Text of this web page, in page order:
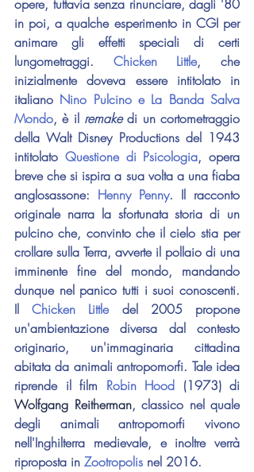
opere, tuttavia senza rinunciare, dagli '80
in poi, a qualche esperimento in CGI per
animare gli effetti speciali di certi
lungometraggi. Chicken Little, che
inizialmente doveva essere intitolato in
italiano Nino Pulcino e La Banda Salva
Mondo, è il remake di un cortometraggio
della Walt Disney Productions del 1943
intitolato Questione di Psicologia, opera
breve che si ispira a sua volta a una fiaba
anglosassone: Henny Penny. Il racconto
originale narra la sfortunata storia di un
pulcino che, convinto che il cielo stia per
crollare sulla Terra, avverte il pollaio di una
imminente fine del mondo, mandando
dunque nel panico tutti i suoi conoscenti.
Il Chicken Little del 2005 propone
un'ambientazione diversa dal contesto
originario, un'immaginaria cittadina
abitata da animali antropomorfi. Tale idea
riprende il film Robin Hood
Wolfgang Reitherman, classico nel quale
degli animali antropomorfi vivono
nell'Inghilterra medievale, e inoltre verrà
riproposta in Zootropolis nel 2016.